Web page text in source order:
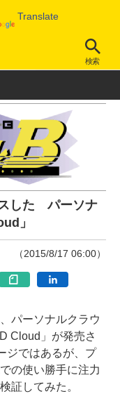
Translate
検索
した パーソナ
」
（2015/8/17 06:00）
パーソナルクラウ
Cloud」が発売さ
ジではあるが、プ
の使い勝手に注力
証してみた。